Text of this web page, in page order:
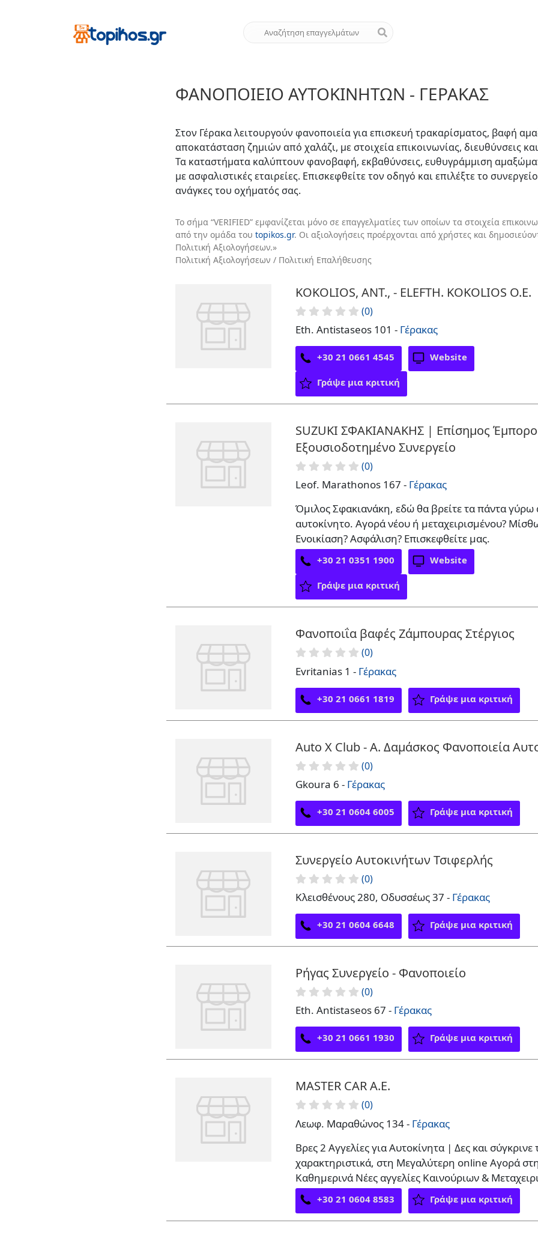
ΦΑΝΟΠΟΙΕΊΟ ΑΥΤΟΚΙΝΉΤΩΝ - ΓΈΡΑΚΑΣ
Στον Γέρακα λειτουργούν φανοποιεία για επισκευή τρακαρίσματος, βαφή
αποκατάσταση ζημιών από χαλάζι, με στοιχεία επικοινωνίας, διευθύνσεις
Τα καταστήματα καλύπτουν φανοβαφή, εκβαθύνσεις, ευθυγράμμιση
με ασφαλιστικές εταιρείες. Επισκεφθείτε τον οδηγό και επιλέξτε το
ανάγκες του οχήματός σας.
Το σήμα “VERIFIED” εμφανίζεται μόνο σε επαγγελματίες των οποίων τα στοιχεία
από την ομάδα του topikos.gr. Οι αξιολογήσεις προέρχονται από χρήστες και
Πολιτική Αξιολογήσεων.»
Πολιτική Αξιολογήσεων / Πολιτική Επαλήθευσης
KOKOLIOS, ANT., - ELEFTH. KOKOLIOS O.E.
(0)
Eth. Antistaseos 101 - Γέρακας
+30 21 0661 4545 Website
Γράψε μια κριτική
SUZUKI ΣΦΑΚΙΑΝΑΚΗΣ | Επίσημος
Εξουσιοδοτημένο Συνεργείο
(0)
Leof. Marathonos 167 - Γέρακας
Όμιλος Σφακιανάκη, εδώ θα βρείτε τα πάντα γύρω
αυτοκίνητο. Αγορά νέου ή μεταχειρισμένου?
Ενοικίαση? Ασφάλιση? Επισκεφθείτε μας.
+30 21 0351 1900 Website
Γράψε μια κριτική
Φανοποιΐα βαφές Ζάμπουρας Στέργιος
(0)
Evritanias 1 - Γέρακας
+30 21 0661 1819 Γράψε μια κριτική
Auto X Club - Α. Δαμάσκος Φανοποιεία
(0)
Gkoura 6 - Γέρακας
+30 21 0604 6005 Γράψε μια κριτική
Συνεργείο Αυτοκινήτων Τσιφερλής
(0)
Κλεισθένους 280, Οδυσσέως 37 - Γέρακας
+30 21 0604 6648 Γράψε μια κριτική
Ρήγας Συνεργείο - Φανοποιείο
(0)
Eth. Antistaseos 67 - Γέρακας
+30 21 0661 1930 Γράψε μια κριτική
MASTER CAR Α.Ε.
(0)
Λεωφ. Μαραθώνος 134 - Γέρακας
Βρες 2 Αγγελίες για Αυτοκίνητα | Δες και σύγκρινε
χαρακτηριστικά, στη Μεγαλύτερη online Αγορά
Καθημερινά Νέες αγγελίες Καινούριων &
+30 21 0604 8583 Γράψε μια κριτική